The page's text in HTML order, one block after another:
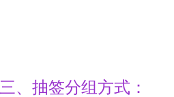
三、抽签分组方式：